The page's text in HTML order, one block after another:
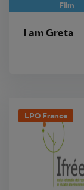
Film
I am Greta
LPO France